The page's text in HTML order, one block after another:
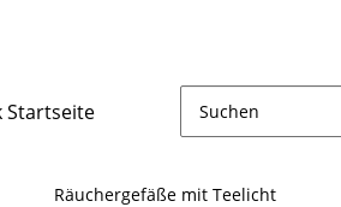
Räuchergefäße mit Teelicht